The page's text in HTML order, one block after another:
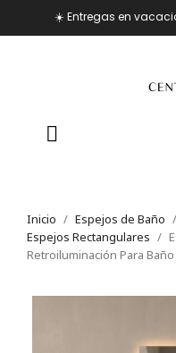
☀️ Entregas en
Inicio Espejos de Baño
Espejos Rectangulares
Retroiluminación Para Baño